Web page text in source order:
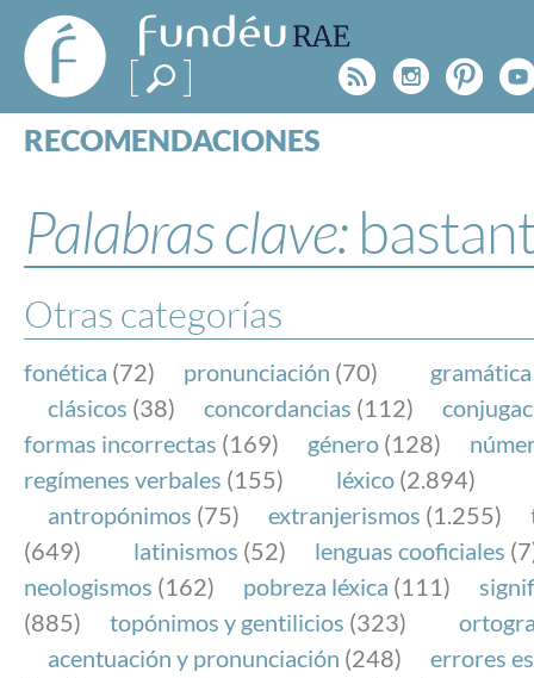
FundéuRAE
- Fundación
del Español
Urgente
Rss
RECOMENDACIONES
ESPECIALES
BLOG
NOTICIAS
SOBRE LA FUNDÉURAE
FundéuRAE es una fundación patrocinada por la
y la Real Academia Española, cuyo objetivo es
el buen uso del español en los medios de
Internet.
Palabras clave:
Otras categorías
fonética (72) pronunciación (70) gramática
clásicos (38) concordancias (112)
formas incorrectas (169) género (128)
regímenes verbales (155) léxico (2.894)
antropónimos (75) extranjerismos (1.255)
(649)
latinismos (52) lenguas cooficiales
neologismos (162) pobreza léxica (111)
(885)
topónimos y gentilicios (323)
acentuación y pronunciación (248)
errores